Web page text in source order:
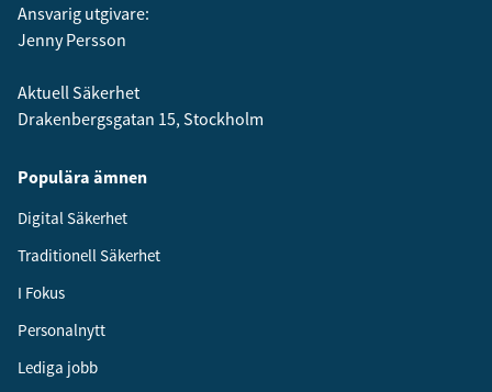
Ansvarig utgivare:
Jenny Persson
Aktuell Säkerhet
Drakenbergsgatan 15, Stockholm
Populära ämnen
Digital Säkerhet
Traditionell Säkerhet
I Fokus
Personalnytt
Lediga jobb